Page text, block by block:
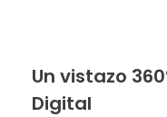
Un vistazo
Digital